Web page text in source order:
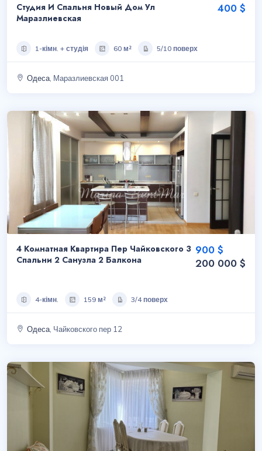
Студия И Спальня Новый Дом Ул
Маразлиевская
400 $
1-кімн. + студія 60 м² 5/10 поверх
Одеса, Маразлиевская 001
4 Комнатная Квартира Пер Чайковского 3
Спальни 2 Санузла 2 Балкона
900 $
200 000 $
4-кімн. 159 м² 3/4 поверх
Одеса, Чайковского пер 12